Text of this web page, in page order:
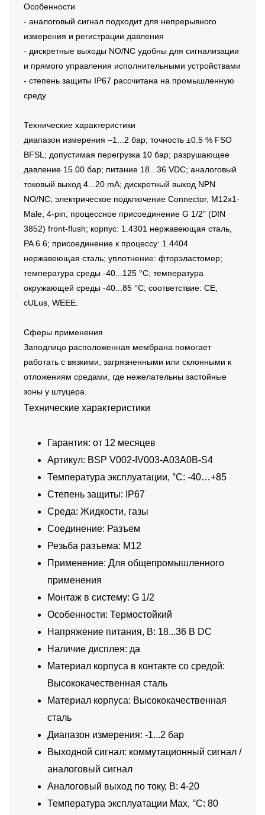
Особенности
- аналоговый сигнал подходит для непрерывного
измерения и регистрации давления
- дискретные выходы NO/NC удобны для сигнализации
и прямого управления исполнительными устройствами
- степень защиты IP67 рассчитана на промышленную
среду
Технические характеристики
диапазон измерения –1...2 бар; точность ±0.5 % FSO
BFSL; допустимая перегрузка 10 бар; разрушающее
давление 15.00 бар; питание 18...36 VDC; аналоговый
токовый выход 4...20 mA; дискретный выход NPN
NO/NC; электрическое подключение Connector, M12x1-
Male, 4-pin; процессное присоединение G 1/2" (DIN
3852) front-flush; корпус: 1.4301 нержавеющая сталь,
PA 6.6; присоединение к процессу: 1.4404
нержавеющая сталь; уплотнение: фторэластомер;
температура среды -40...125 °C; температура
окружающей среды -40...85 °C; соответствие: CE,
cULus, WEEE.
Сферы применения
Заподлицо расположенная мембрана помогает
работать с вязкими, загрязненными или склонными к
отложениям средами, где нежелательны застойные
зоны у штуцера.
Технические характеристики
Гарантия: от 12 месяцев
Артикул: BSP V002-IV003-A03A0B-S4
Температура эксплуатации, °C: -40…+85
Степень защиты: IP67
Среда: Жидкости, газы
Соединение: Разъем
Резьба разъема: M12
Применение: Для общепромышленного
применения
Монтаж в систему: G 1/2
Особенности: Термостойкий
Напряжение питания, В: 18...36 В DC
Наличие дисплея: да
Материал корпуса в контакте со средой:
Высококачественная сталь
Материал корпуса: Высококачественная
сталь
Диапазон измерения: -1...2 бар
Выходной сигнал: коммутационный сигнал /
аналоговый сигнал
Аналоговый выход по току, В: 4-20
Температура эксплуатации Max, °C: 80